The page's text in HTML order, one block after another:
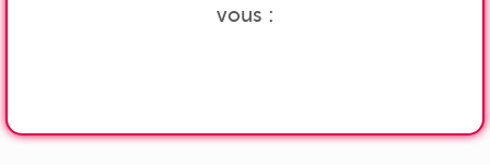
vous :